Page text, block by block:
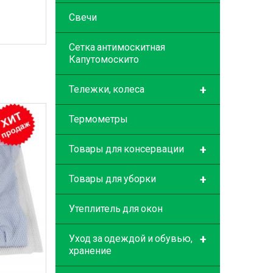
Свечи
Сетка антимоскитная
Капутомоскито
+
Тележки, колеса
Термометры
+
Товары для консервации
+
Товары для уборки
Утеплитель для окон
+
Уход за одеждой и обувью,
хранение